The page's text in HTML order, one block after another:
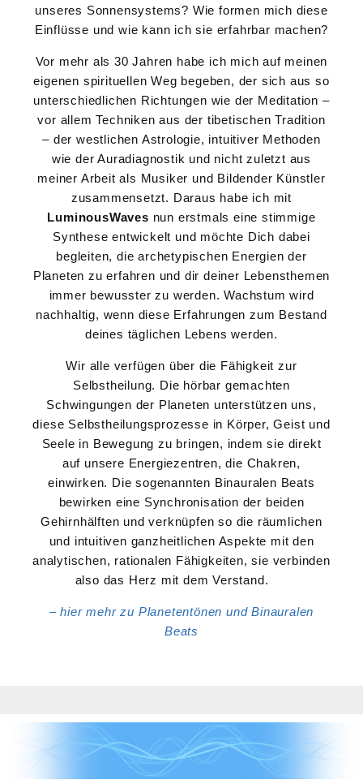
unseres Sonnensystems? Wie formen mich diese
Einflüsse und wie kann ich sie erfahrbar machen?
Vor mehr als 30 Jahren habe ich mich auf meinen
eigenen spirituellen Weg begeben, der sich aus so
unterschiedlichen Richtungen wie der Meditation –
vor allem Techniken aus der tibetischen Tradition
– der westlichen Astrologie, intuitiver Methoden
wie der Auradiagnostik und nicht zuletzt aus
meiner Arbeit als Musiker und Bildender Künstler
zusammensetzt. Daraus habe ich mit
LuminousWaves nun erstmals eine stimmige
Synthese entwickelt und möchte Dich dabei
begleiten, die archetypischen Energien der
Planeten zu erfahren und dir deiner Lebensthemen
immer bewusster zu werden. Wachstum wird
nachhaltig, wenn diese Erfahrungen zum Bestand
deines täglichen Lebens werden.
Wir alle verfügen über die Fähigkeit zur
Selbstheilung. Die hörbar gemachten
Schwingungen der Planeten unterstützen uns,
diese Selbstheilungsprozesse in Körper, Geist und
Seele in Bewegung zu bringen, indem sie direkt
auf unsere Energiezentren, die Chakren,
einwirken. Die sogenannten Binauralen Beats
bewirken eine Synchronisation der beiden
Gehirnhälften und verknüpfen so die räumlichen
und intuitiven ganzheitlichen Aspekte mit den
analytischen, rationalen Fähigkeiten, sie verbinden
also das Herz mit dem Verstand.
– hier mehr zu Planetentönen und Binauralen
Beats